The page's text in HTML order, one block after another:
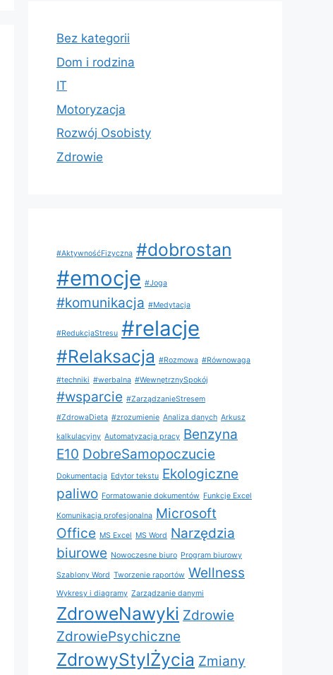
Bez kategorii
Dom i rodzina
IT
Motoryzacja
Rozwój Osobisty
Zdrowie
#AktywnośćFizyczna #dobrostan
#emocje #Joga
#komunikacja #Medytacja
#RedukcjaStresu #relacje
#Relaksacja #Rozmowa #Równowaga
#techniki #werbalna #WewnętrznySpokój
#wsparcie #ZarządzanieStresem
#ZdrowaDieta #zrozumienie Analiza danych Arkusz
kalkulacyjny Automatyzacja pracy Benzyna
E10 DobreSamopoczucie
Dokumentacja Edytor tekstu Ekologiczne
paliwo Formatowanie dokumentów Funkcje Excel
Komunikacja profesjonalna Microsoft
Office MS Excel MS Word Narzędzia
biurowe Nowoczesne biuro Program biurowy
Szablony Word Tworzenie raportów Wellness
Wykresy i diagramy Zarządzanie danymi
ZdroweNawyki Zdrowie
ZdrowiePsychiczne
ZdrowyStylŻycia Zmiany